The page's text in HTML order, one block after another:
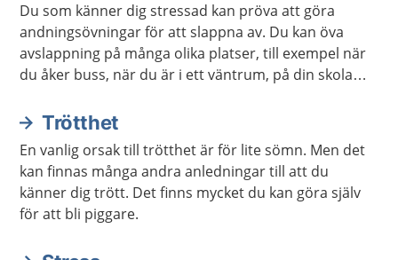
Du som känner dig stressad kan pröva att göra
andningsövningar för att slappna av. Du kan öva
avslappning på många olika platser, till exempel när
du åker buss, när du är i ett väntrum, på din skola
du ligger ner.
Trötthet
En vanlig orsak till trötthet är för lite sömn. Men det
kan finnas många andra anledningar till att du
känner dig trött. Det finns mycket du kan göra själv
för att bli piggare.